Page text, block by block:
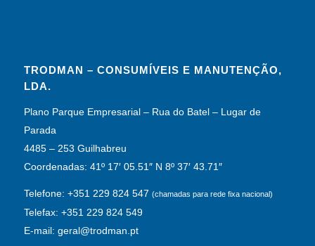
TRODMAN – CONSUMÍVEIS E MANUTENÇÃO,
LDA.
Plano Parque Empresarial – Rua do Batel – Lugar de
Parada
4485 – 253 Guilhabreu
Coordenadas: 41º 17′ 05.51″ N 8º 37′ 43.71″
Telefone: +351 229 824 547(chamadas para rede fixa nacional)
Telefax: +351 229 824 549
E-mail: geral@trodman.pt